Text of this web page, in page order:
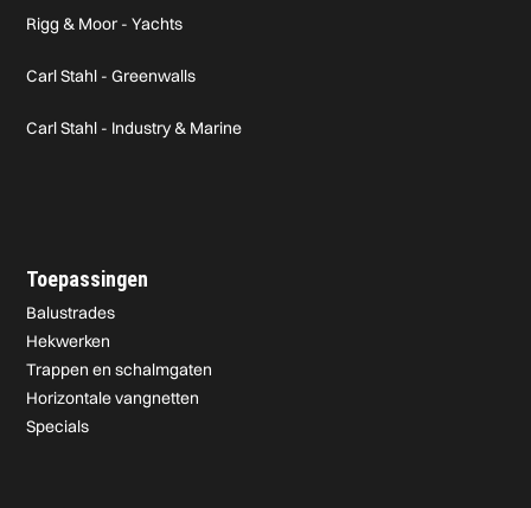
Rigg & Moor - Yachts
Carl Stahl - Greenwalls
Carl Stahl - Industry & Marine
Toepassingen
Balustrades
Hekwerken
Trappen en schalmgaten
Horizontale vangnetten
Specials